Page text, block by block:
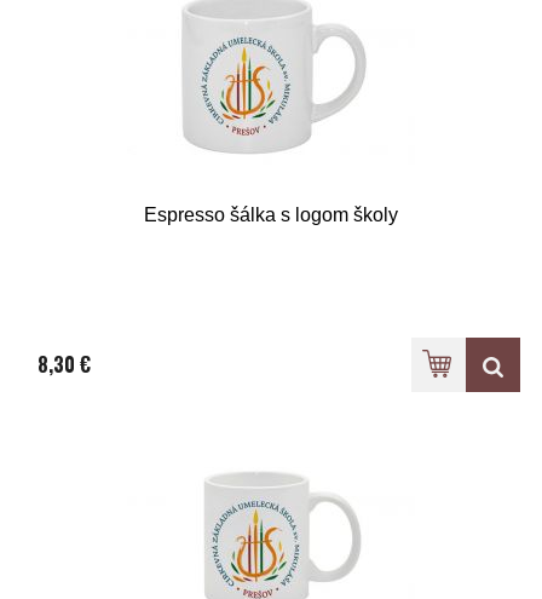
Espresso šálka s logom školy
8,30 €